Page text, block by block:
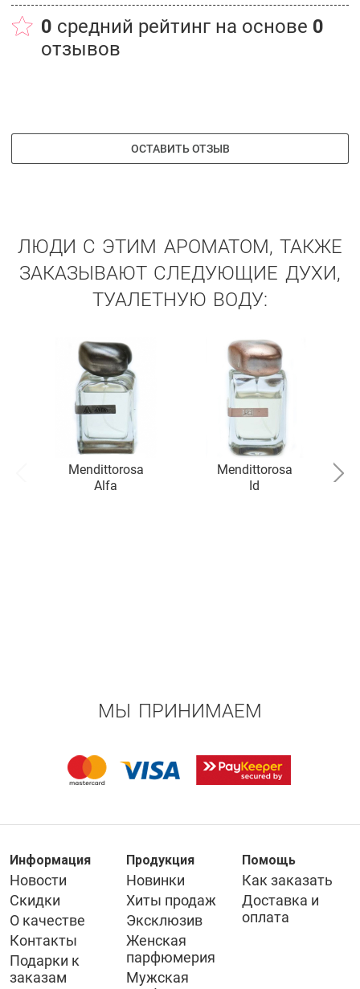
0 средний рейтинг на основе 0
отзывов
ОСТАВИТЬ ОТЗЫВ
ЛЮДИ С ЭТИМ АРОМАТОМ, ТАКЖЕ
ЗАКАЗЫВАЮТ СЛЕДУЮЩИЕ ДУХИ,
ТУАЛЕТНУЮ ВОДУ:
Mendittorosa
Alfa
Mendittorosa
Id
МЫ ПРИНИМАЕМ
Информация
Новости
Скидки
О качестве
Контакты
Подарки к
заказам
Продукция
Новинки
Хиты продаж
Эксклюзив
Женская
парфюмерия
Мужская
Помощь
Как заказать
Доставка и
оплата